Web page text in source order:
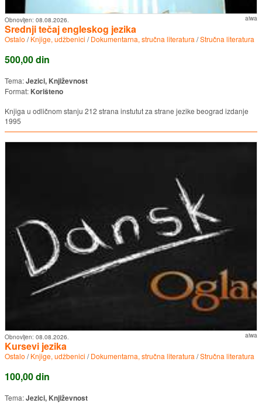
aiwa
Obnovljen: 08.08.2026.
Srednji tečaj engleskog jezika
Ostalo /Knjige, udžbenici /Dokumentarna, stručna literatura /Stručna literatura
500,00 din
Tema:Jezici, Književnost
Format: Korišteno
Knjiga u odličnom stanju 212 strana instutut za strane jezike beograd izdanje
1995
aiwa
Obnovljen: 08.08.2026.
Kursevi jezika
Ostalo /Knjige, udžbenici /Dokumentarna, stručna literatura /Stručna literatura
100,00 din
Tema:Jezici, Književnost